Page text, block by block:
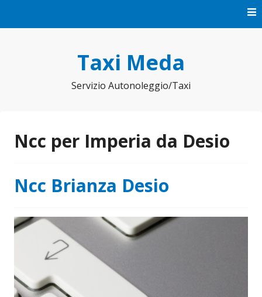
Taxi Meda
Servizio Autonoleggio/Taxi
Ncc per Imperia da Desio
Ncc Brianza Desio